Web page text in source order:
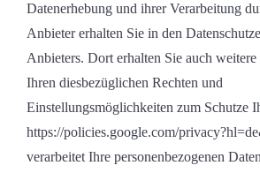
Datenerhebung und ihrer Verarbeitung
Anbieter erhalten Sie in den
Anbieters. Dort erhalten Sie auch
Ihren diesbezüglichen Rechten und
Einstellungsmöglichkeiten zum Schutze
https://policies.google.com/
verarbeitet Ihre personenbezogenen